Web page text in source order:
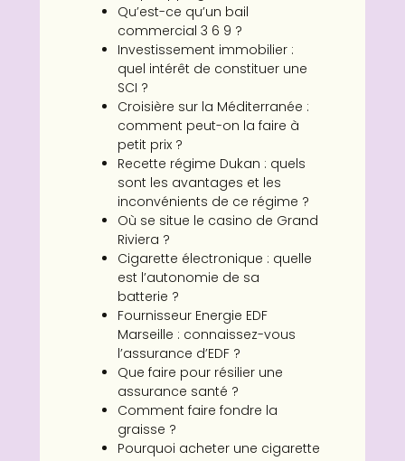
Qu’est-ce qu’un bail
commercial 3 6 9 ?
Investissement immobilier :
quel intérêt de constituer une
SCI ?
Croisière sur la Méditerranée :
comment peut-on la faire à
petit prix ?
Recette régime Dukan : quels
sont les avantages et les
inconvénients de ce régime ?
Où se situe le casino de Grand
Riviera ?
Cigarette électronique : quelle
est l’autonomie de sa
batterie ?
Fournisseur Energie EDF
Marseille : connaissez-vous
l’assurance d’EDF ?
Que faire pour résilier une
assurance santé ?
Comment faire fondre la
graisse ?
Pourquoi acheter une cigarette